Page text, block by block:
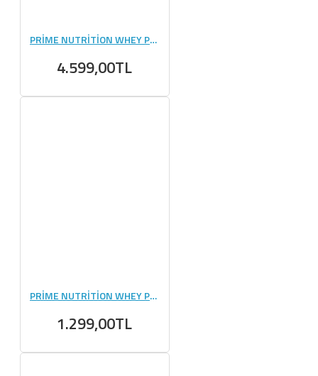
PRİME NUTRİTİON WHEY PROTEİN 2310 GR
4.599,00TL
PRİME NUTRİTİON WHEY PROTEİN 495 GR
1.299,00TL